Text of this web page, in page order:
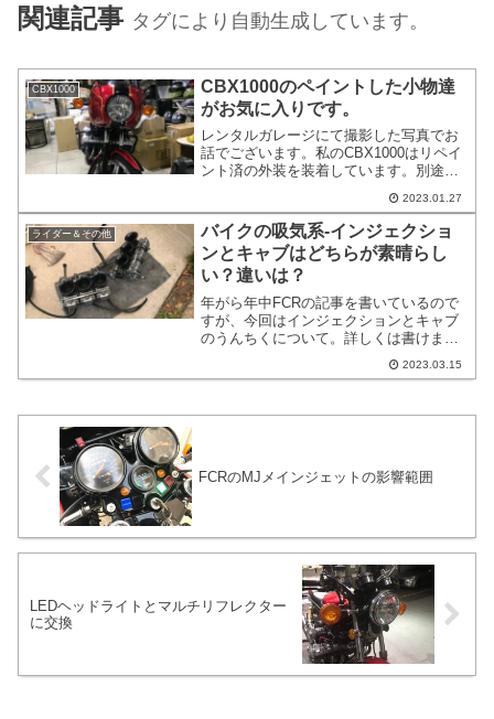
関連記事 タグにより自動生成しています。
CBX1000
CBX1000のペイントした小物達
がお気に入りです。
レンタルガレージにて撮影した写真でお
話でございます。私のCBX1000はリペイ
ント済の外装を装着しています。別途ノ
んな自分のバイクが1番カッコよいと思い
ますから、単純に私がかっこよいと思っ
ていることを書いていきます。
2023.01.27
ライダー＆その他
バイクの吸気系-インジェクショ
ンとキャブはどちらが素晴らし
い？違いは？
年がら年中FCRの記事を書いているので
すが、今回はインジェクションとキャブ
のうんちくについて。詳しくは書けませ
す。知らない人が読むと明日のツーリン
2023.03.15
FCRのMJメインジェットの影響範囲
LEDヘッドライトとマルチリフレクター
に交換